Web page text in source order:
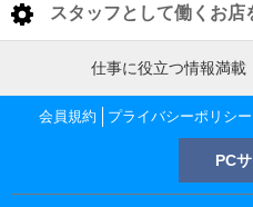
池袋・巣鴨・大塚 デリヘ
池袋 デリヘル送迎ドライバ
新宿・歌舞伎町・大久保・高
新宿・歌舞伎町・大久保
< 全国トップ
北海道 男性高収入
東北 男性高収入
南関東 男性高収入
甲信越 男性高収入
スタッフとして働くお店
東京都
東京 男性高収入
新宿 男性高収入
神奈川県
仕事に役立つ情報満載
会員規約 プライバシーポリシー
PC